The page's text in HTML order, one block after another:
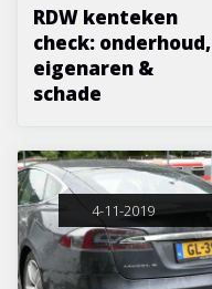
RDW kenteken
check: onderhoud,
eigenaren &
schade
4-11-2019